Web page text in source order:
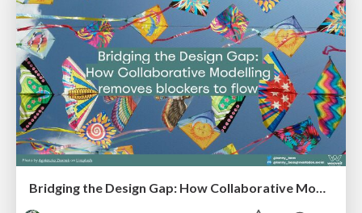
Bridging the Design Gap: How Collaborative Modelling removes blockers to flow between stakeholders and teams @FastFlow conf